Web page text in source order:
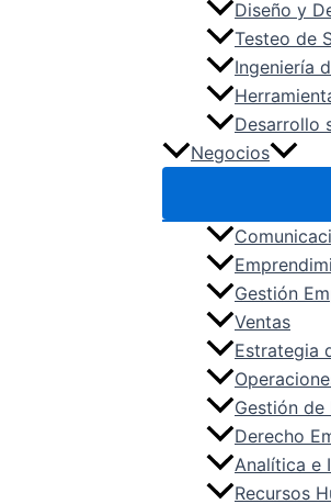
Diseño y
Testeo de
Ingeniería
Desarrollo
Negocios
Gestión
Ventas
Estrategia
Gestión
Derecho
Analítica e
Recursos